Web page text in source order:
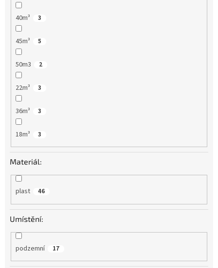
40m³ 3
45m³ 5
50m3 2
22m³ 3
36m³ 3
18m³ 3
Materiál:
plast 46
Umístění:
podzemní 17